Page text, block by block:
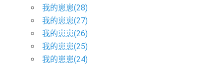
我的崽崽(28)
我的崽崽(27)
我的崽崽(26)
我的崽崽(25)
我的崽崽(24)